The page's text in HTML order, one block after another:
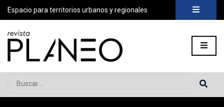
Espacio para territorios urbanos y regionales
Buscar...